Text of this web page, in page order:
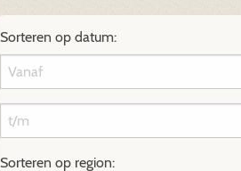
Sorteren op datum:
Sorteren op region: